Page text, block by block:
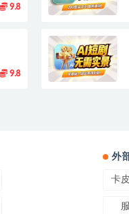
9.8
9.8
外
卡